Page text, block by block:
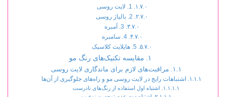
1. لایت روسی
2. بالیاژ روسی
3. آمبره
4. سامبره
5. هایلایت کلاسیک
مقایسه تکنیک‌های رنگ مو
مراقبت‌های لازم برای ماندگاری لایت روسی
اشتباهات رایج در لایت روسی مو و راه‌های جلوگیری از آن‌ها
اشتباه اول استفاده از رنگ‌های نادرست